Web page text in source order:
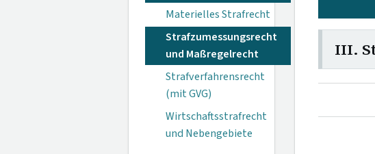
Materielles Strafrecht
Strafzumessungsrecht
und Maßregelrecht
Strafverfahrensrecht
(mit GVG)
Wirtschaftsstrafrecht
und Nebengebiete
III.